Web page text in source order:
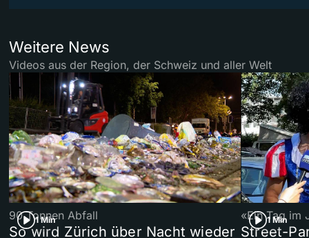
Weitere News
Videos aus der Region, der Schweiz und aller Welt
1 Min
90 Tonnen Abfall
So wird Zürich über Nacht wieder
1 Min
«Ein Tag im
Street-